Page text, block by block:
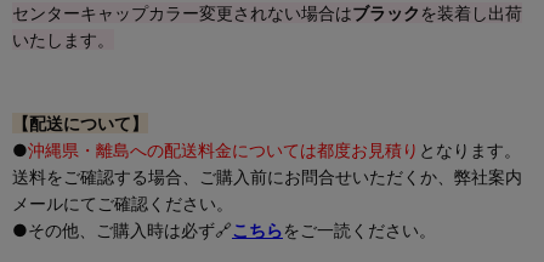
センターキャップカラー変更されない場合はブラック を装着し出荷
いたします。
【配送について】
●沖縄県・離島への配送料金については都度お見積り となります。
送料をご確認する場合、ご購入前にお問合せいただくか、弊社案内
メールにてご確認ください。
●その他、ご購入時は必ず🔗こちらをご一読ください。